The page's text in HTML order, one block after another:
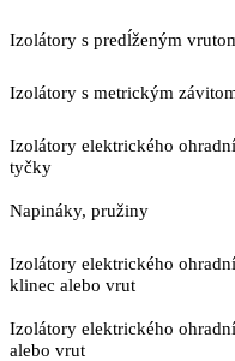
Izolátory s predĺženým
Izolátory s metrickým
Izolátory elektrického
tyčky
Napináky, pružiny
Izolátory elektrického
klinec alebo vrut
Izolátory elektrického
alebo vrut